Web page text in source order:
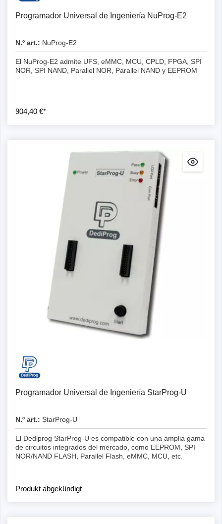
Programador Universal de Ingeniería NuProg-E2
N.º art.: NuProg-E2
El NuProg-E2 admite UFS, eMMC, MCU, CPLD, FPGA, SPI
NOR, SPI NAND, Parallel NOR, Parallel NAND y EEPROM
904,40 €*
Programador Universal de Ingeniería StarProg-U
N.º art.: StarProg-U
El Dediprog StarProg-U es compatible con una amplia gama
de circuitos integrados del mercado, como EEPROM, SPI
NOR/NAND FLASH, Parallel Flash, eMMC, MCU, etc.
Produkt abgekündigt